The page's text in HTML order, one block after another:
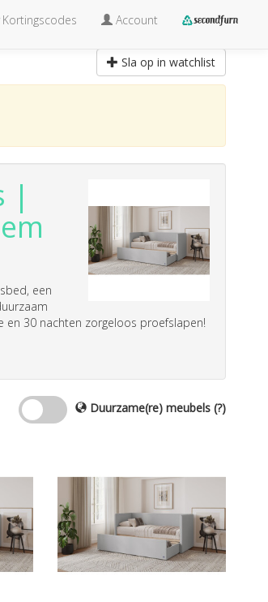
Kortingscodes Account
Sla op in watchlist
|
een
en 30 nachten zorgeloos proefslapen!
Duurzame(re) meubels (?)